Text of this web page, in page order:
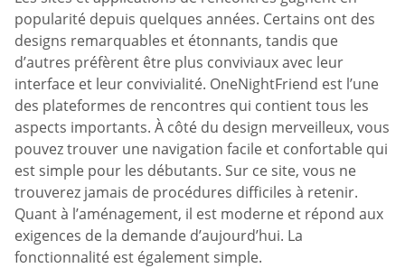
popularité depuis quelques années. Certains ont des
designs remarquables et étonnants, tandis que
d’autres préfèrent être plus conviviaux avec leur
interface et leur convivialité. OneNightFriend est l’une
des plateformes de rencontres qui contient tous les
aspects importants. À côté du design merveilleux, vous
pouvez trouver une navigation facile et confortable qui
est simple pour les débutants. Sur ce site, vous ne
trouverez jamais de procédures difficiles à retenir.
Quant à l’aménagement, il est moderne et répond aux
exigences de la demande d’aujourd’hui. La
fonctionnalité est également simple.